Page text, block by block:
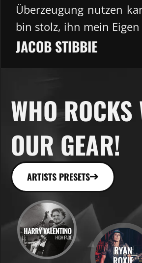
Überzeugung nutzen
bin stolz, ihn mein
JACOB STIBBIE​
WHO ROCKS
OUR GEAR!
ARTISTS PRESETS